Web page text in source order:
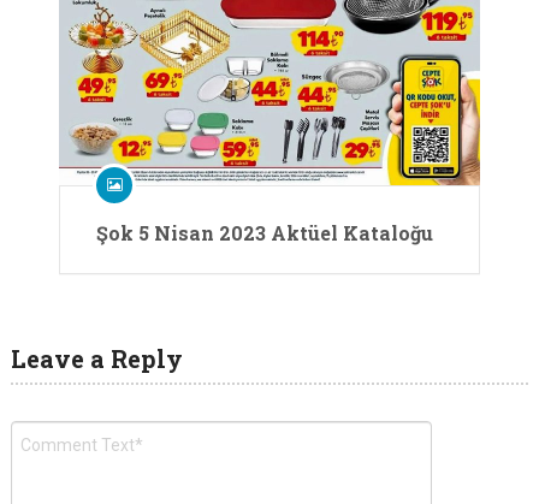
Şok 5 Nisan 2023 Aktüel Kataloğu
Leave a Reply